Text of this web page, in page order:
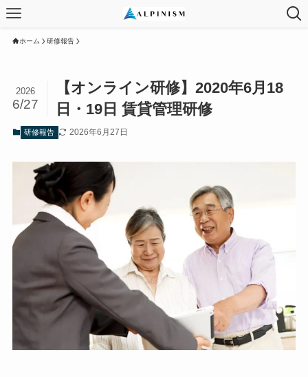
ホーム 研修報告
【オンライン研修】2020年6月18
日・19日 賃貸管理研修
2026
6/27
研修報告 2026年6月27日